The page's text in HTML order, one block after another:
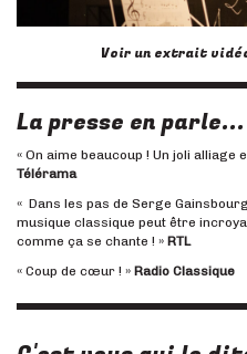
Voir un extrait
La presse en parle...
« On aime beaucoup ! Un joli alliage
Télérama
« Dans les pas de Serge
musique classique peut être
comme ça se chante ! » RTL
« Coup de cœur ! » Radio Classique